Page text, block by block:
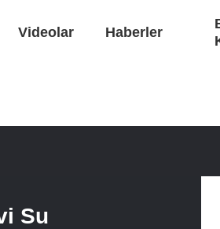
Videolar Haberler
Su